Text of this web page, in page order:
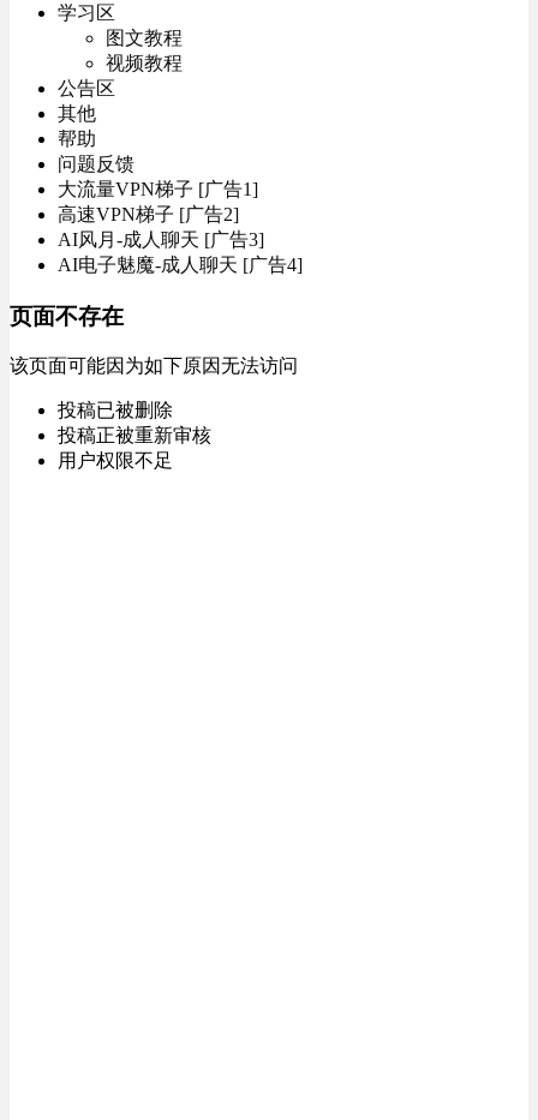
学习区
图文教程
视频教程
公告区
其他
帮助
问题反馈
大流量VPN梯子 [广告1]
高速VPN梯子 [广告2]
AI风月-成人聊天 [广告3]
AI电子魅魔-成人聊天 [广告4]
页面不存在
该页面可能因为如下原因无法访问
投稿已被删除
投稿正被重新审核
用户权限不足